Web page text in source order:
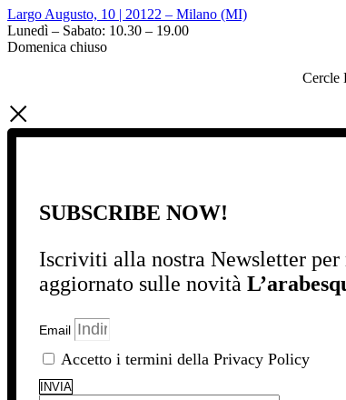
Largo Augusto, 10 | 20122 – Milano (MI)
Lunedì – Sabato: 10.30 – 19.00
Domenica chiuso
Cercle
SUBSCRIBE NOW!
Iscriviti alla nostra Newsletter per
aggiornato sulle novità
Email
Accetto i termini della Privacy Policy
INVIA